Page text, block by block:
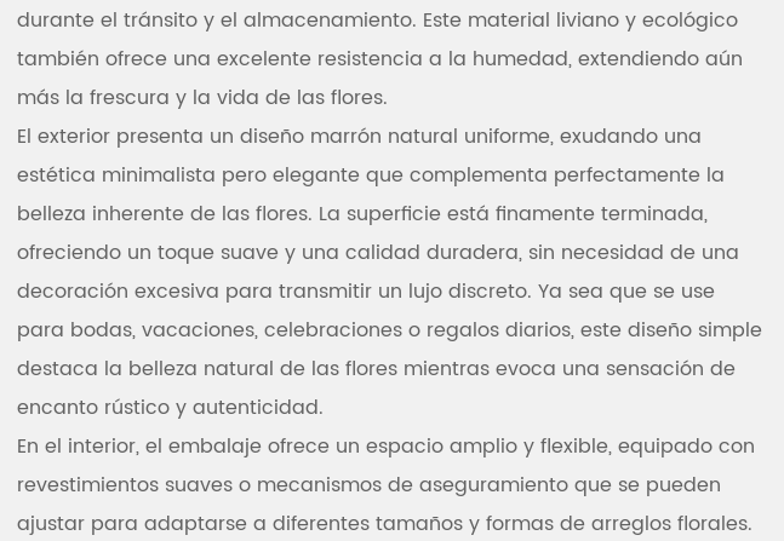
durante el tránsito y el almacenamiento. Este material liviano y ecológico
también ofrece una excelente resistencia a la humedad, extendiendo aún
más la frescura y la vida de las flores.
El exterior presenta un diseño marrón natural uniforme, exudando una
estética minimalista pero elegante que complementa perfectamente la
belleza inherente de las flores. La superficie está finamente terminada,
ofreciendo un toque suave y una calidad duradera, sin necesidad de una
decoración excesiva para transmitir un lujo discreto. Ya sea que se use
para bodas, vacaciones, celebraciones o regalos diarios, este diseño simple
destaca la belleza natural de las flores mientras evoca una sensación de
encanto rústico y autenticidad.
En el interior, el embalaje ofrece un espacio amplio y flexible, equipado con
revestimientos suaves o mecanismos de aseguramiento que se pueden
ajustar para adaptarse a diferentes tamaños y formas de arreglos florales.